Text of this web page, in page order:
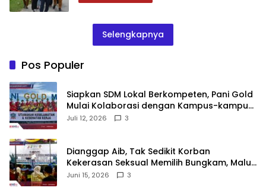
Selengkapnya
Pos Populer
‎Siapkan SDM Lokal Berkompeten, Pani Gold
Mulai Kolaborasi dengan Kampus-kampus
di Gorontalo
Juli 12, 2026 3
‎Dianggap Aib, Tak Sedikit Korban
Kekerasan Seksual Memilih Bungkam, Malu
untuk Melapor!‎
Juni 15, 2026 3